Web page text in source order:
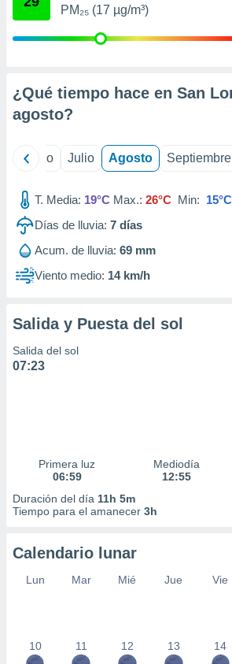
mediante
publicidad
publicidad
1199
PM₂₅ (17 µg/m³)
¿Qué tiempo hace en San
agosto?
Junio Julio Agosto Septiembre
T. Media: 19°C Max.: 26°C Min: 15°C
Días de lluvia: 7 días
Acum. de lluvia: 69 mm
Viento medio: 14 km/h
Salida y Puesta del sol
Salida del sol
07:23
Primera luz
06:59
Mediodía
12:55
Duración del día 11h 5m
Tiempo para el amanecer 3h
Calendario lunar
Lun Mar Mié Jue Vie
10 11 12 13 14